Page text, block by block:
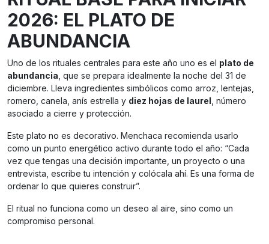
2026: EL PLATO DE
ABUNDANCIA
Uno de los rituales centrales para este año uno es el plato de
abundancia, que se prepara idealmente la noche del 31 de
diciembre. Lleva ingredientes simbólicos como arroz, lentejas,
romero, canela, anís estrella y diez hojas de laurel , número
asociado a cierre y protección.
Este plato no es decorativo. Menchaca recomienda usarlo
como un punto energético activo durante todo el año: “Cada
vez que tengas una decisión importante, un proyecto o una
entrevista, escribe tu intención y colócala ahí. Es una forma de
ordenar lo que quieres construir”.
El ritual no funciona como un deseo al aire, sino como un
compromiso personal.